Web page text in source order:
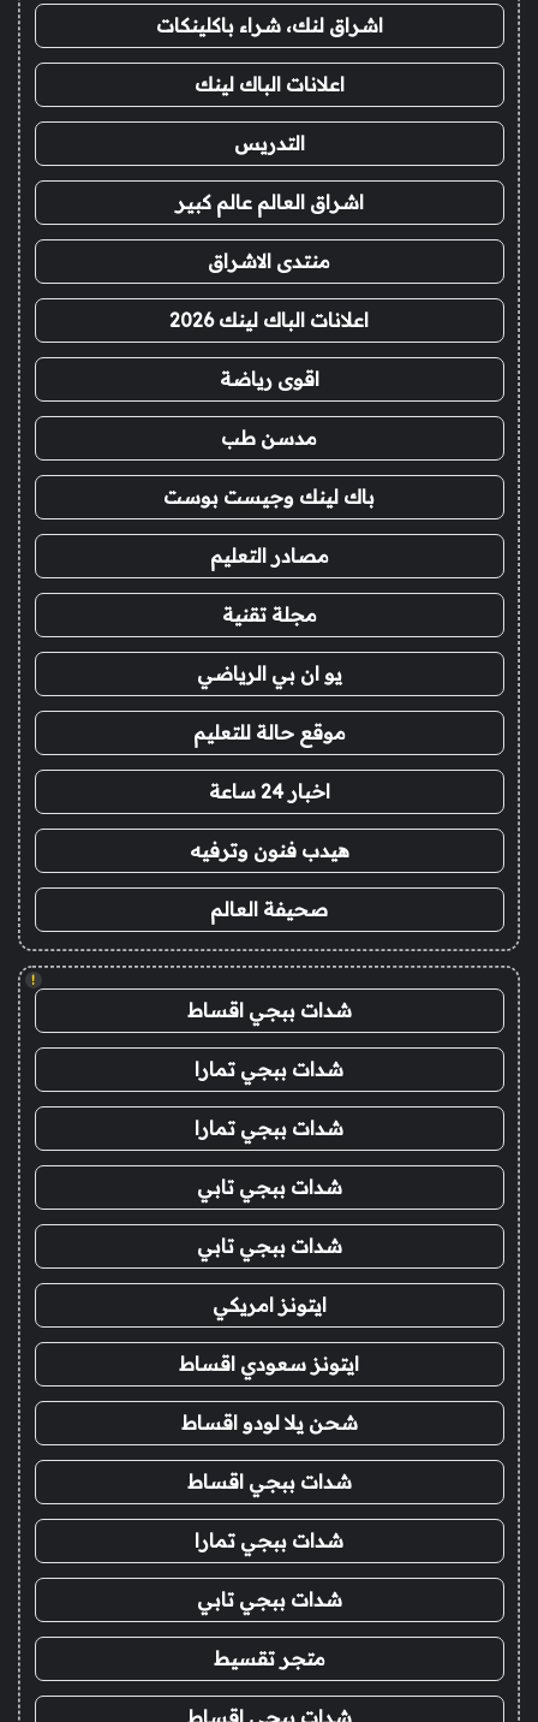
اشراق لنك، شراء باكلينكات
اعلانات الباك لينك
التدريس
اشراق العالم عالم كبير
منتدى الاشراق
اعلانات الباك لينك 2026
اقوى رياضة
مدسن طب
باك لينك وجيست بوست
مصادر التعليم
مجلة تقنية
يو ان بي الرياضي
موقع حالة للتعليم
اخبار 24 ساعة
هيدب فنون وترفيه
صحيفة العالم
!
شدات ببجي اقساط
شدات ببجي تمارا
شدات ببجي تمارا
شدات ببجي تابي
شدات ببجي تابي
ايتونز امريكي
ايتونز سعودي اقساط
شحن يلا لودو اقساط
شدات ببجي اقساط
شدات ببجي تمارا
شدات ببجي تابي
متجر تقسيط